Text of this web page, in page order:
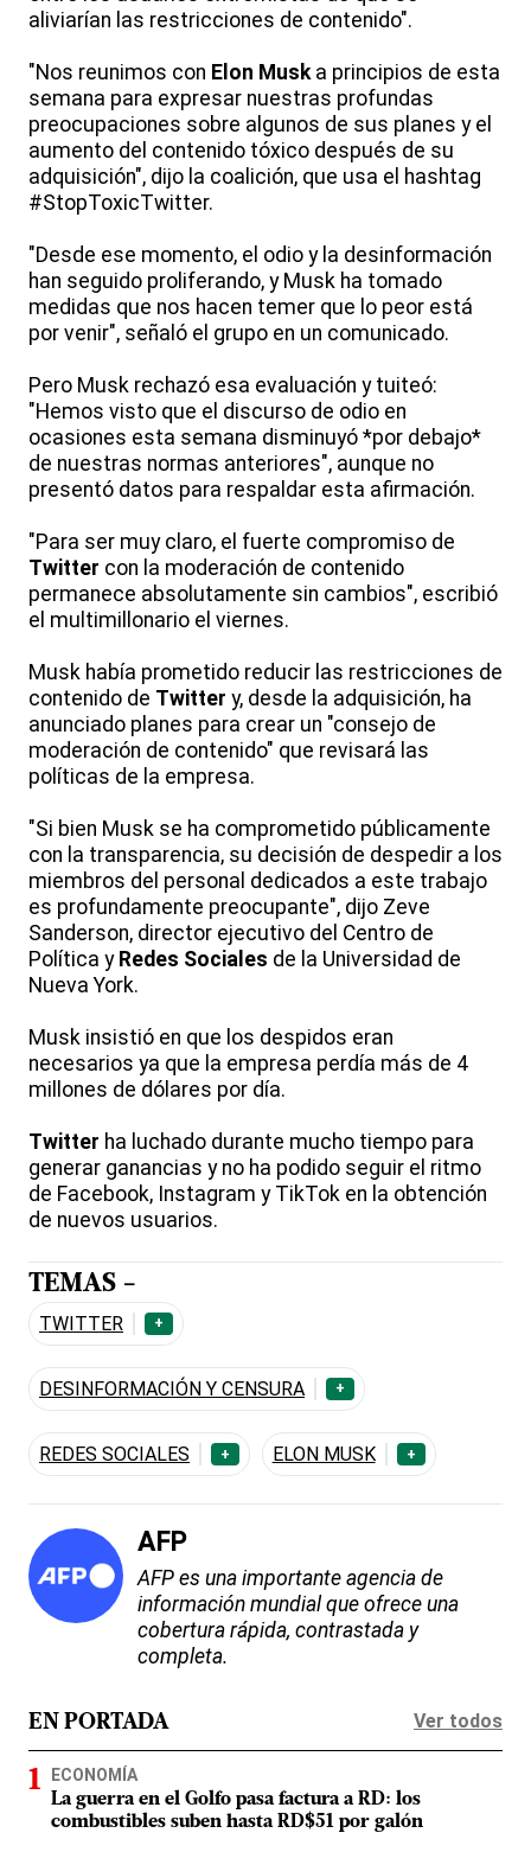
aliviarían las restricciones de contenido".
"Nos reunimos con Elon Musk a principios de esta
semana para expresar nuestras profundas
preocupaciones sobre algunos de sus planes y el
aumento del contenido tóxico después de su
adquisición", dijo la coalición, que usa el hashtag
#StopToxicTwitter.
"Desde ese momento, el odio y la desinformación
han seguido proliferando, y Musk ha tomado
medidas que nos hacen temer que lo peor está
por venir", señaló el grupo en un comunicado.
Pero Musk rechazó esa evaluación y tuiteó:
"Hemos visto que el discurso de odio en
ocasiones esta semana disminuyó *por debajo*
de nuestras normas anteriores", aunque no
presentó datos para respaldar esta afirmación.
"Para ser muy claro, el fuerte compromiso de
Twitter con la moderación de contenido
permanece absolutamente sin cambios", escribió
el multimillonario el viernes.
Musk había prometido reducir las restricciones de
contenido de Twitter y, desde la adquisición, ha
anunciado planes para crear un "consejo de
moderación de contenido" que revisará las
políticas de la empresa.
"Si bien Musk se ha comprometido públicamente
con la transparencia, su decisión de despedir a los
miembros del personal dedicados a este trabajo
es profundamente preocupante", dijo Zeve
Sanderson, director ejecutivo del Centro de
Política y Redes Sociales de la Universidad de
Nueva York.
Musk insistió en que los despidos eran
necesarios ya que la empresa perdía más de 4
millones de dólares por día.
Twitter ha luchado durante mucho tiempo para
generar ganancias y no ha podido seguir el ritmo
de Facebook, Instagram y TikTok en la obtención
de nuevos usuarios.
TEMAS -
TWITTER +
DESINFORMACIÓN Y CENSURA +
REDES SOCIALES + ELON MUSK +
AFP
AFP es una importante agencia de
información mundial que ofrece una
cobertura rápida, contrastada y
completa.
EN PORTADA Ver todos
ECONOMÍA
La guerra en el Golfo pasa factura a RD: los
combustibles suben hasta RD$51 por galón